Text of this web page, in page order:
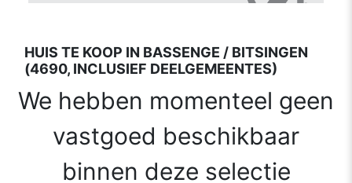
HUIS TE KOOP IN BASSENGE / BITSINGEN
(4690, INCLUSIEF DEELGEMEENTES)
We hebben momenteel geen
vastgoed beschikbaar
binnen deze selectie